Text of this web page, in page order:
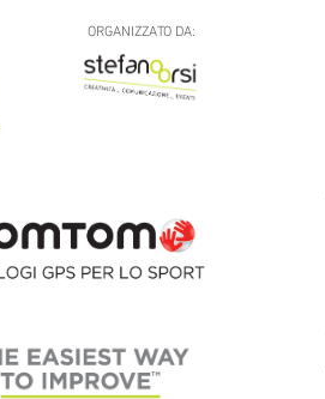
ORGANIZZATO DA: